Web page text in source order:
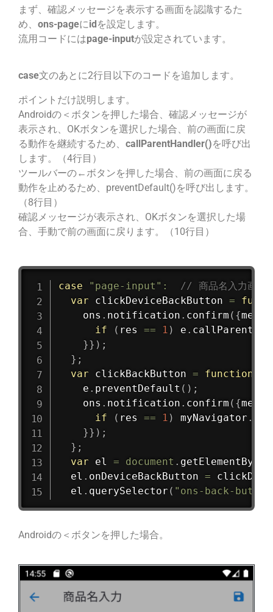
タップすると、買い物リストに入力した商品名が追加されます。買い物リス
トの商品名をタップする…
まず、確認メッセージを表示する画面を認識するた
め、 ons-pageにidを設定します。
流用コードにはpage-inputが設定されています。
case文のあとに2行目以下のコードを追加します。
ポイントだけ説明します。
Androidの＜ボタンを押した場合、確認メッセージが
表示され、OKボタンを選択した場合、前の画面に戻
る動作を継続するため、 callParentHandler()を呼び出
します。（4行目）
ツールバーの←ボタンを押した場合、前の画面に戻る
動作を止めるため、preventDefault()を呼び出します。
（8行目）
確認メッセージが表示され、OKボタンを選択した場
合、手動で前の画面に戻ります。（10行目）
case "page-input" :
// 商品名入力画面
var
clickDeviceBackButton =
    ons
. notification . confirm ( {
if
( res == 1 ) e .
}} ) ;
} ;
var
clickBackButton = function
    e
. preventDefault ( ) ;
    ons
. notification . confirm ( {
if
( res == 1 ) myNavigator .
}} ) ;
} ;
var el = document . getElementById
  el
. onDeviceBackButton =
  el
. querySelector ( "ons-back-
Androidの＜ボタンを押した場合。